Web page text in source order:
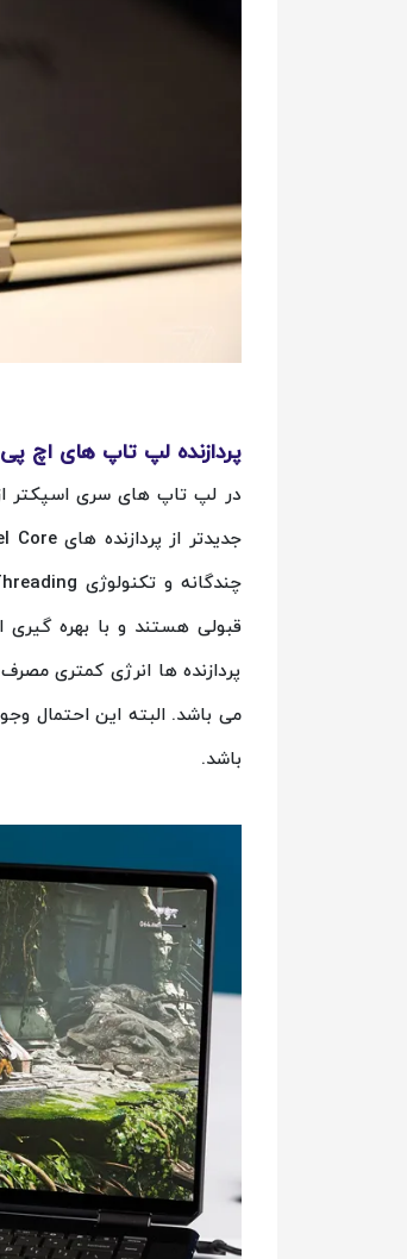
پردازنده لپ تاپ های اچ
در لپ تاپ های سری اسپکتر
پردازنده ها انرژی کمتری
می باشد. البته این احتمال
باشد.